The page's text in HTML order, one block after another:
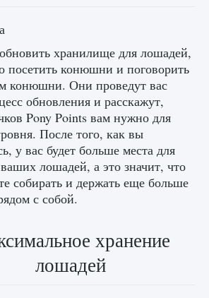
в режиме карьеры EA
2 096 0 2
хранилище для лошадей,
посетить конюшни и поговорить
конюшни. Они проведут вас
обновления и расскажут,
Pony Points вам нужно для
После того, как вы
у вас будет больше места для
лошадей, а это значит, что
собирать и держать еще больше
с собой.
хранение
лошадей